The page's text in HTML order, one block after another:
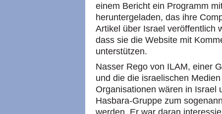
einem Bericht ein Programm
heruntergeladen, das ihre
Artikel über Israel veröffentlich
dass sie die Website mit
unterstützen.
Nasser Rego von ILAM, einer
und die die israelischen
Organisationen wären in Israel
Hasbara-Gruppe zum
werden. Er war daran